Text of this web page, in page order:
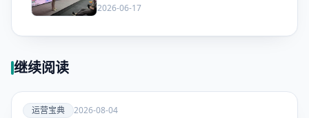
2026-06-17
继续阅读
爱
运营宝典 2026-08-04